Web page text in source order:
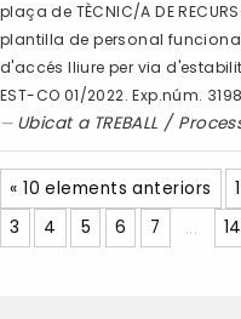
plaça de TÈCNIC/A DE
plantilla de personal
d'accés lliure per via
EST-CO 01/2022. Exp.núm.
Ubicat a TREBALL /
« 10 elements anteriors 1
3
4 5 6 7 ... 14